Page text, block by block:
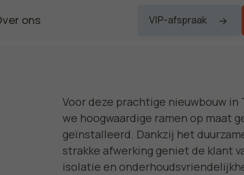
ons VIP-afspraak
Voor deze prachtige nieuwbouw in
we hoogwaardige ramen op maat
geïnstalleerd. Dankzij het
strakke afwerking geniet de klant
isolatie en